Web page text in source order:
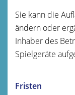
Sie kann die
ändern oder
Inhaber des
Spielgeräte
Fristen